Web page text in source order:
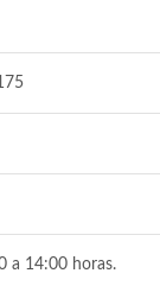
a 14:00 horas.